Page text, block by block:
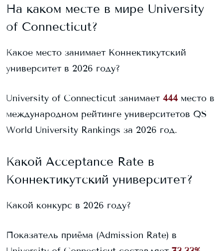
На каком месте в мире University
of Connecticut?
Какое место занимает Коннектикутский
университет в 2026 году?
University of Connecticut занимает 444 место в
международном рейтинге университетов QS
World University Rankings за 2026 год.
Какой Acceptance Rate в
Коннектикутский университет?
Какой конкурс в 2026 году?
Показатель приёма (Admission Rate) в